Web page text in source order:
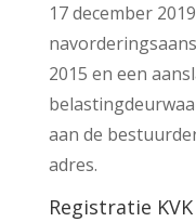
17 december
2015 en een
aan de
adres.
Registratie